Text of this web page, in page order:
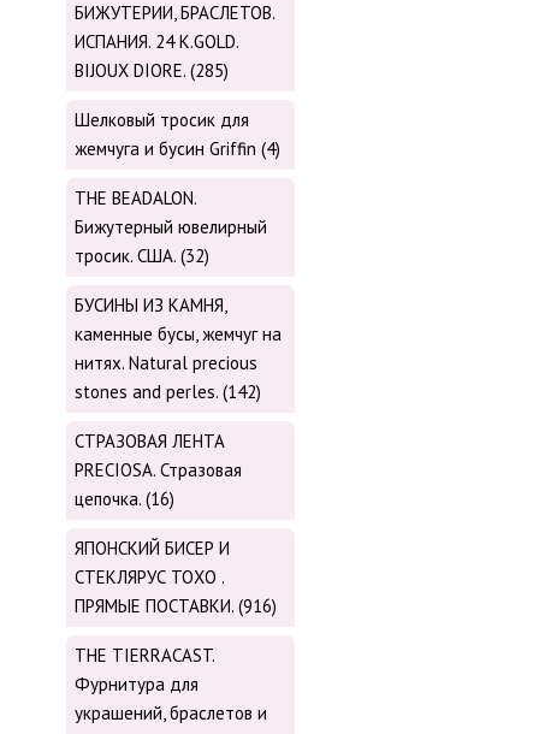
БИЖУТЕРИИ, БРАСЛЕТОВ.
ИСПАНИЯ. 24 K.GOLD.
BIJOUX DIORE. (285)
Шелковый тросик для
жемчуга и бусин Griffin (4)
THE BEADALON.
Бижутерный ювелирный
тросик. США. (32)
БУСИНЫ ИЗ КАМНЯ,
каменные бусы, жемчуг на
нитях. Natural precious
stones and perles. (142)
СТРАЗОВАЯ ЛЕНТА
PRECIOSA. Стразовая
цепочка. (16)
ЯПОНСКИЙ БИСЕР И
СТЕКЛЯРУС TOХО .
ПРЯМЫЕ ПОСТАВКИ. (916)
THE TIERRACAST.
Фурнитура для
украшений, браслетов и